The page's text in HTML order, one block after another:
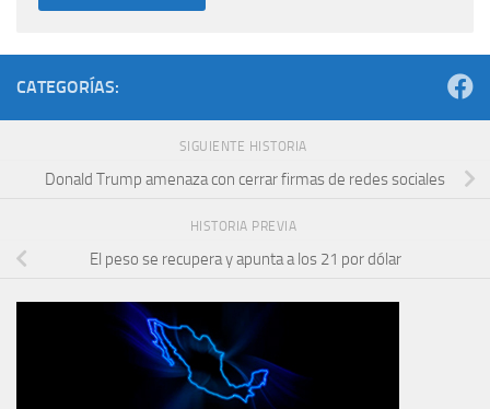
CATEGORÍAS:
SIGUIENTE HISTORIA
Donald Trump amenaza con cerrar firmas de redes sociales
HISTORIA PREVIA
El peso se recupera y apunta a los 21 por dólar